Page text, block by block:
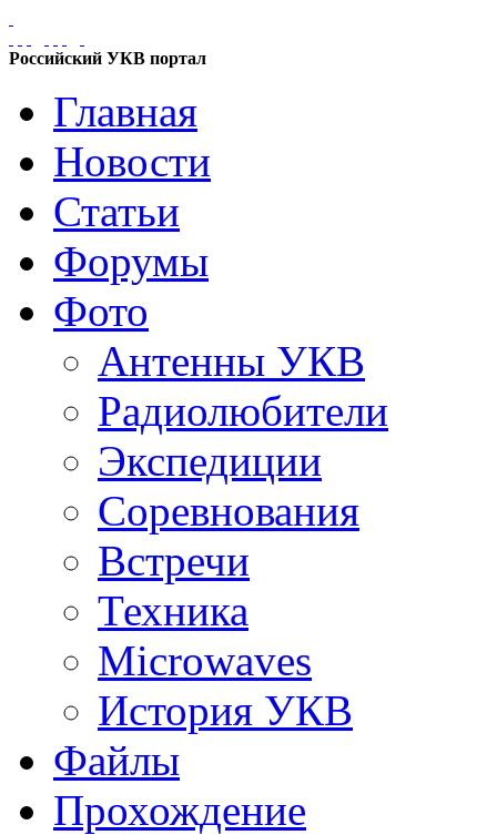
Российский УКВ портал
Главная
Новости
Статьи
Форумы
Фото
Антенны УКВ
Радиолюбители
Экспедиции
Соревнования
Встречи
Техника
Microwaves
История УКВ
Файлы
Прохождение